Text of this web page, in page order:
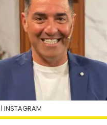
| INSTAGRAM